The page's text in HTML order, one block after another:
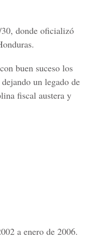
donde oficializó
buen suceso los
un legado de
fiscal austera y
a enero de 2006.